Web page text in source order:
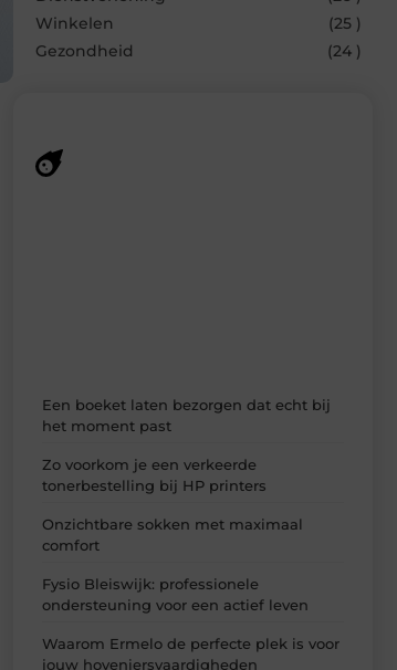
Winkelen
(25 )
Gezondheid
(24 )
Een boeket laten bezorgen dat echt bij
het moment past
Zo voorkom je een verkeerde
tonerbestelling bij HP printers
Onzichtbare sokken met maximaal
comfort
Fysio Bleiswijk: professionele
ondersteuning voor een actief leven
Waarom Ermelo de perfecte plek is voor
jouw hoveniersvaardigheden